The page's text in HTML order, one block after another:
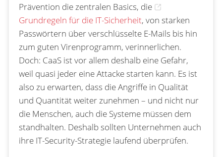
Prävention die zentralen Basics, die
Grundregeln für die IT-Sicherheit, von starken
Passwörtern über verschlüsselte E-Mails bis hin
zum guten Virenprogramm, verinnerlichen.
Doch: CaaS ist vor allem deshalb eine Gefahr,
weil quasi jeder eine Attacke starten kann. Es ist
also zu erwarten, dass die Angriffe in Qualität
und Quantität weiter zunehmen – und nicht nur
die Menschen, auch die Systeme müssen dem
standhalten. Deshalb sollten Unternehmen auch
ihre IT-Security-Strategie laufend überprüfen.